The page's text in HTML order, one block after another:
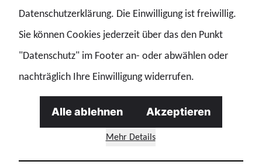
sorgen. Stattdessen erleben die Beschäftigten
Sparmaßnahmen, fehlende Perspektiven und eine
Besoldung, deren mangelnde Amtsangemessenheit
bereits durch Entscheidungen des
Bundesverfassungsgerichts festgestellt wurde.
Dennoch hat die Freie und Hansestadt Hamburg diese
Datenschutzerklärung. Die Einwilligung ist freiwillig.
Sie können Cookies jederzeit über das den Punkt
"Datenschutz" im Footer an- oder abwählen oder
nachträglich Ihre Einwilligung widerrufen.
Mehr Details
Alle ablehnen Akzeptieren